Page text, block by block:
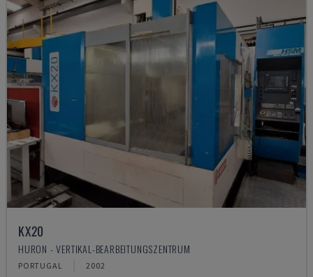
KX20
HURON - VERTIKAL-BEARBEITUNGSZENTRUM
PORTUGAL 2002